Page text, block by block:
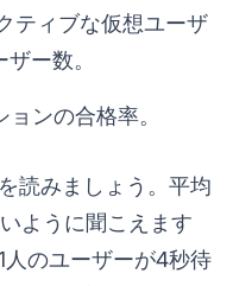
ティブな仮想ユーザ
ー数。
ョンの合格率。
読みましょう。平均
ように聞こえます
のユーザーが4秒待